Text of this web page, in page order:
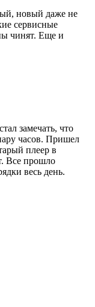
новый даже не
сервисные
чинят. Еще и
замечать, что
часов. Пришел
плеер в
Все прошло
весь день.